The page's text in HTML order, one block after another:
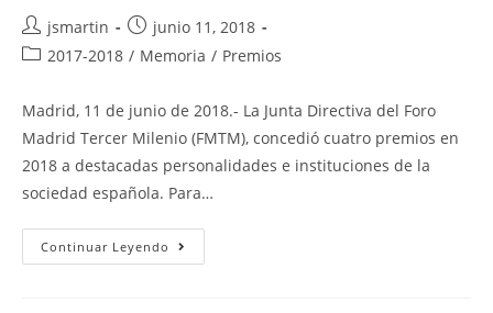
Autor
de
jsmartin
Publicación
de
junio 11, 2018
Categoría
la
entrada:
2017-2018 / Memoria / Premios
Madrid, 11 de junio de 2018.- La Junta Directiva del Foro
Madrid Tercer Milenio (FMTM), concedió cuatro premios en
2018 a destacadas personalidades e instituciones de la
sociedad española. Para…
Continuar Leyendo Premios
FMTM